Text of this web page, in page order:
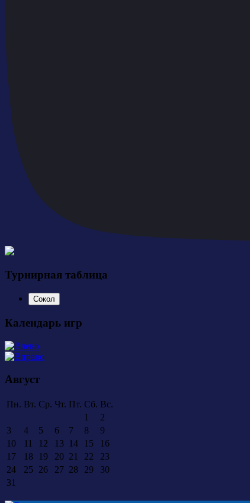
Турнирная таблица
Сокол
Календарь игр
Август
Пн. Вт. Ср. Чт. Пт. Сб. Вс.
1
2
3
4 5 6 7 8
9
10
11 12 13 14 15
16
17
18 19 20 21 22
23
24
25 26 27 28 29
30
31